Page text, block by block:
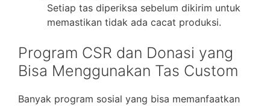
Setiap tas diperiksa sebelum dikirim untuk
memastikan tidak ada cacat produksi.
Program CSR dan Donasi yang
Bisa Menggunakan Tas Custom
Banyak program sosial yang bisa memanfaatkan